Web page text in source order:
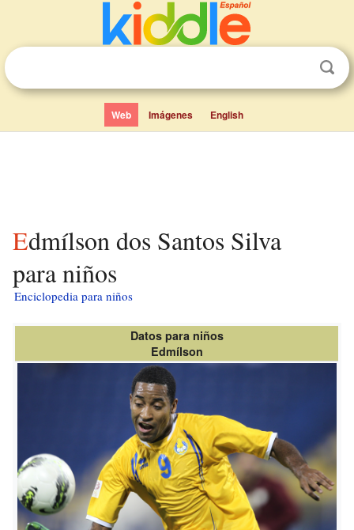
Web Imágenes English
Edmílson dos Santos Silva
para niños
Enciclopedia para niños
Datos para niños
Edmílson